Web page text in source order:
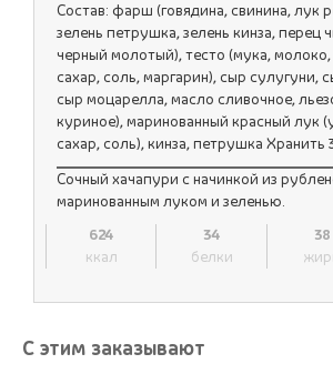
Состав: фарш (говядина, свинина, лук
зелень петрушка, зелень кинза, перец
черный молотый), тесто (мука,
сахар, соль, маргарин), сыр сулугуни,
сыр моцарелла, масло сливочное,
куриное), маринованный красный лук
сахар, соль), кинза, петрушка Хранить
Сочный хачапури с начинкой из
маринованным луком и зеленью.
624
ккал
34
белки
38
С этим заказывают